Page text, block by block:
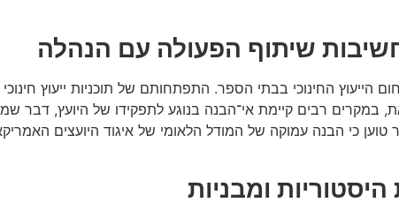
שיתוף הפעולה עם הנהלה
במקרים רבים קיימת אי־הבנה בנוגע לתפקידו של היועץ, דבר
ומבניות